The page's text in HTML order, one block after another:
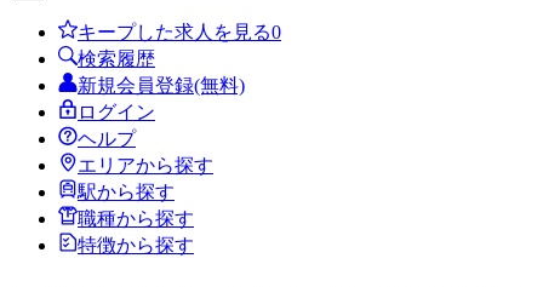
キープした求人を見る0
検索履歴
新規会員登録(無料)
ログイン
ヘルプ
エリアから探す
駅から探す
職種から探す
特徴から探す